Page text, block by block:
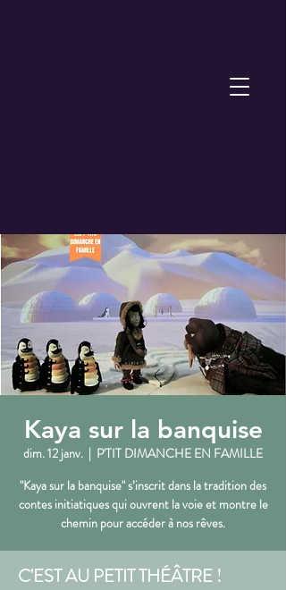
Kaya sur la banquise
dim. 12 janv.
  |
P'TIT DIMANCHE EN FAMILLE
"Kaya sur la banquise" s’inscrit dans la tradition des
contes initiatiques qui ouvrent la voie et montre le
chemin pour accéder à nos rêves.
C'EST AU PETIT THÉÂTRE !